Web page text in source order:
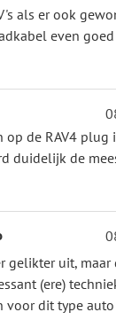
als er ook
even
op de RAV4 plug
duidelijk de
gelikter uit,
(ere)
voor dit type auto